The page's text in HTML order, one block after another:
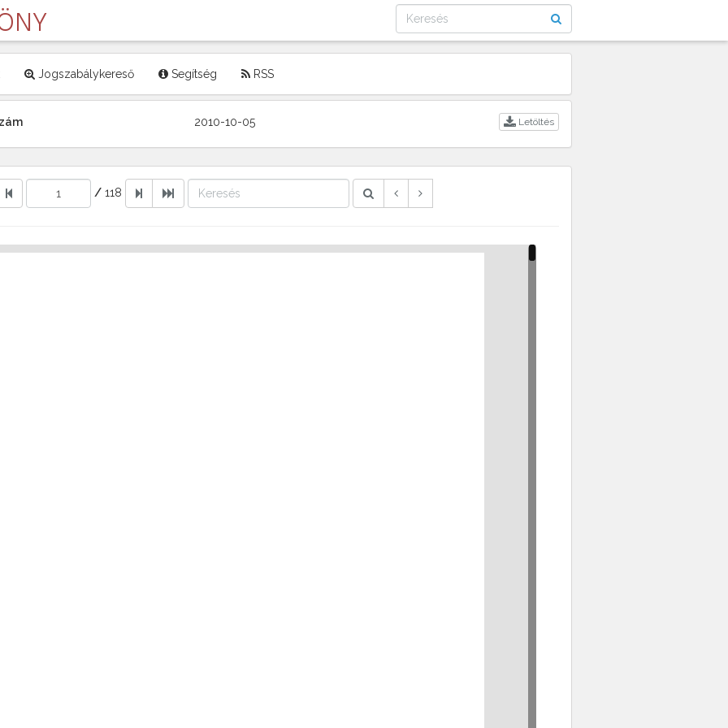
Jogszabálykereső Segítség RSS
2010-10-05 Letöltés
/ 118